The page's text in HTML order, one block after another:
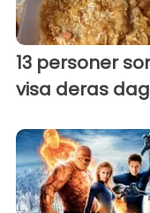
13 personer
visa deras